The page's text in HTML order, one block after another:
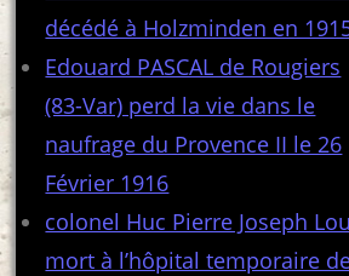
décédé à Holzminden en
Edouard PASCAL de Rougiers
(83-Var) perd la vie dans le
naufrage du Provence II le 26
Février 1916
colonel Huc Pierre Joseph
mort à l’hôpital temporaire